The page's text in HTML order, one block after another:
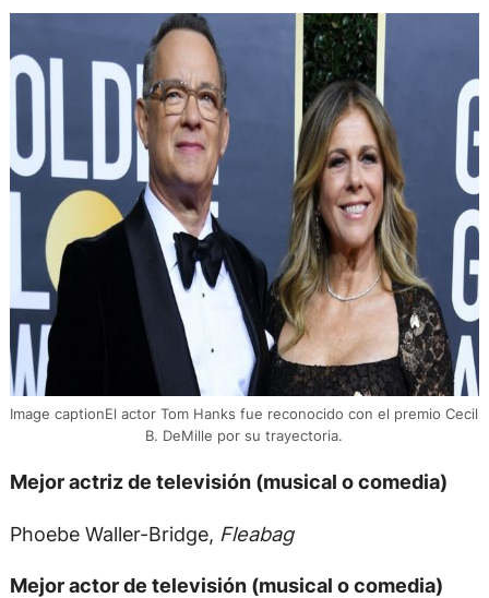
Image captionEl actor Tom Hanks fue reconocido con el premio Cecil
B. DeMille por su trayectoria.
Mejor actriz de televisión (musical o comedia)
Phoebe Waller-Bridge, Fleabag
Mejor actor de televisión (musical o comedia)